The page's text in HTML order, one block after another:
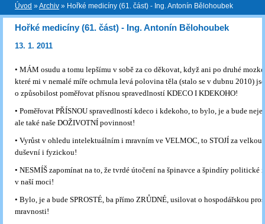
Úvod »Archiv » Hořké medicíny (61. část) - Ing. Antonín Bělohoubek
Hořké medicíny (61. část) - Ing. Antonín Bělohoubek
13. 1. 2011
• MÁM osudu a tomu lepšímu v sobě za co děkovat, když ani po druhé
které mi v nemalé míře ochrnula levá polovina těla (stalo se v dubnu 2010)
o způsobilost poměřovat přísnou spravedlností KDECO I KDEKOHO!
• Poměřovat PŘÍSNOU spravedlností kdeco i kdekoho, to bylo, je a bude
ale také naše DOŽIVOTNÍ povinnost!
• Vyrůst v ohledu intelektuálním i mravním ve VELMOC, to STOJÍ za velkou
duševní i fyzickou!
• NESMÍŠ zapomínat na to, že tvrdé útočení na špinavce a špindíry politické
v naší moci!
• Bylo, je a bude SPROSTÉ, ba přímo ZRŮDNÉ, usilovat o hospodářskou
mravnosti!